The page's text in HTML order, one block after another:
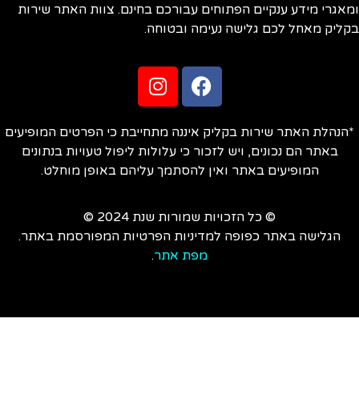
מידע ענקיים הפתוחים עבורכם בחינם. צוות האתר שירות
מאחל לכם גלישה נעימה ובטוחה.
האתר שירות בקליק איננה מתחייבת כי הפרטים המופיעים
באתר הם נכונים, ויש לזכור כי עלולות ליפול טעויות בנתונים
המופיעים באתר ואין להסתמך עליהם באופן מוחלט.
© כל הזכויות שמורות שנת 2024 ©
הגלישה באתר כפופה למדיניות הפרטיות המפורסמת באתר.
מפת אתר.